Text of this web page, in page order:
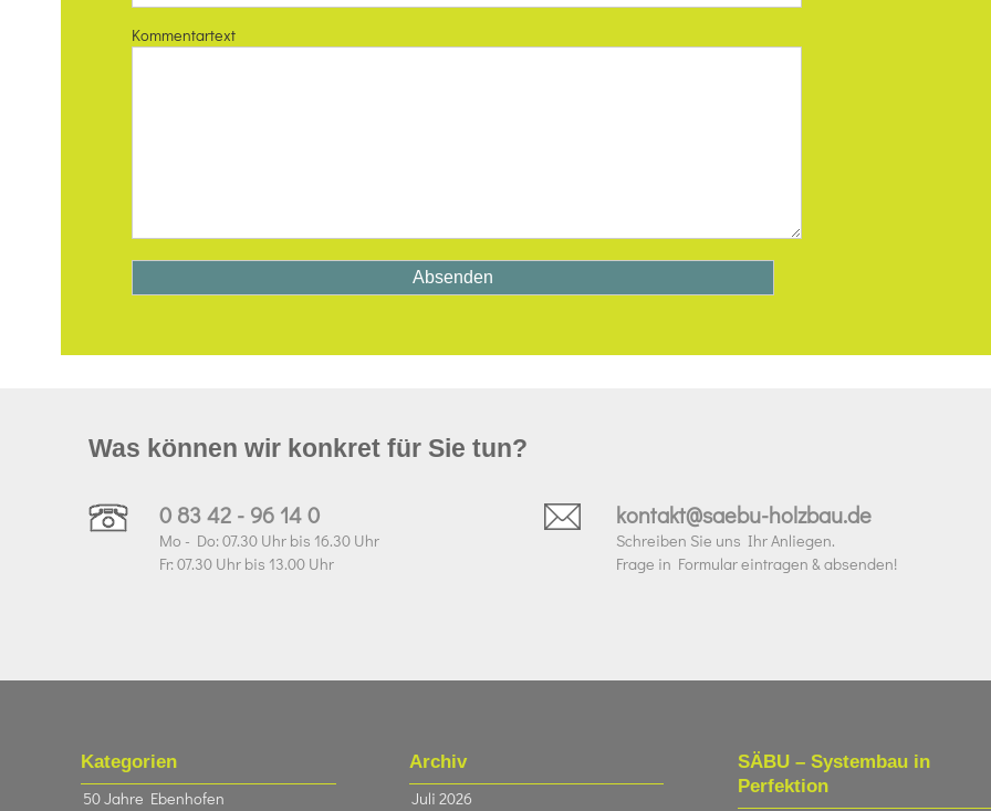
Kommentartext
Was können wir konkret für Sie tun?
0 83 42 - 96 14 0
Mo - Do: 07.30 Uhr bis 16.30 Uhr
Fr: 07.30 Uhr bis 13.00 Uhr
kontakt@saebu-holzbau.de
Schreiben Sie uns Ihr Anliegen.
Frage in Formular eintragen & absenden!
Kategorien
50 Jahre Ebenhofen
Archiv
Juli 2026
SÄBU – Systembau in
Perfektion